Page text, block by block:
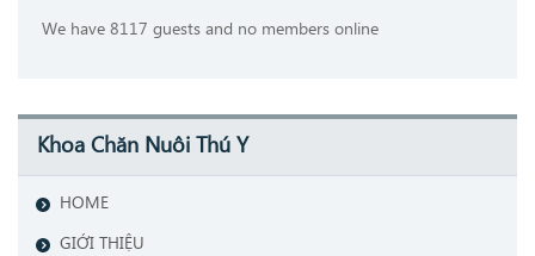
We have 8117 guests and no members online
Khoa Chăn Nuôi Thú Y
HOME
GIỚI THIỆU